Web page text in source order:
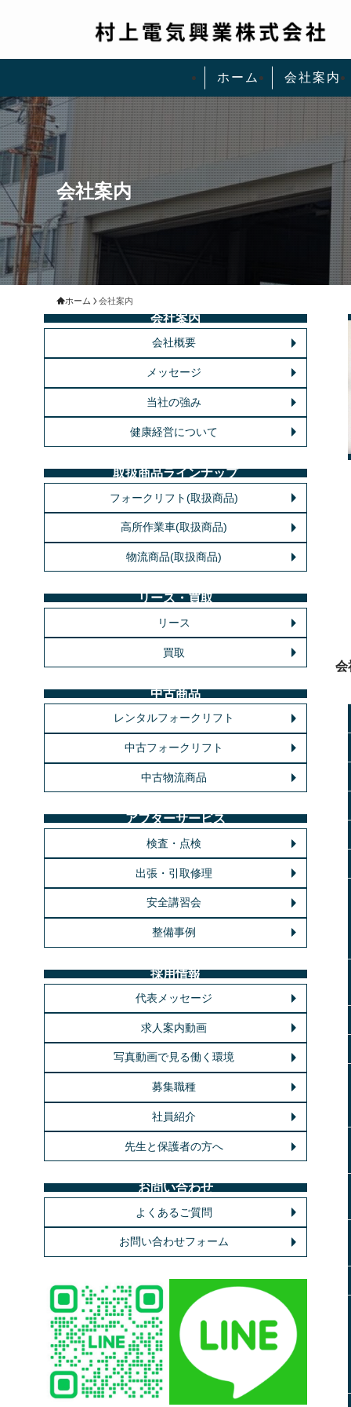
ホーム 会社案内
会社案内
ホーム 会社案内
会
会社案内
会社概要
メッセージ
当社の強み
健康経営について
取扱商品ラインナップ
フォークリフト(取扱商品)
高所作業車(取扱商品)
物流商品(取扱商品)
リース・買取
リース
買取
中古商品
レンタルフォークリフト
中古フォークリフト
中古物流商品
アフターサービス
検査・点検
出張・引取修理
安全講習会
整備事例
採用情報
代表メッセージ
求人案内動画
写真動画で見る働く環境
募集職種
社員紹介
先生と保護者の方へ
お問い合わせ
よくあるご質問
お問い合わせフォーム